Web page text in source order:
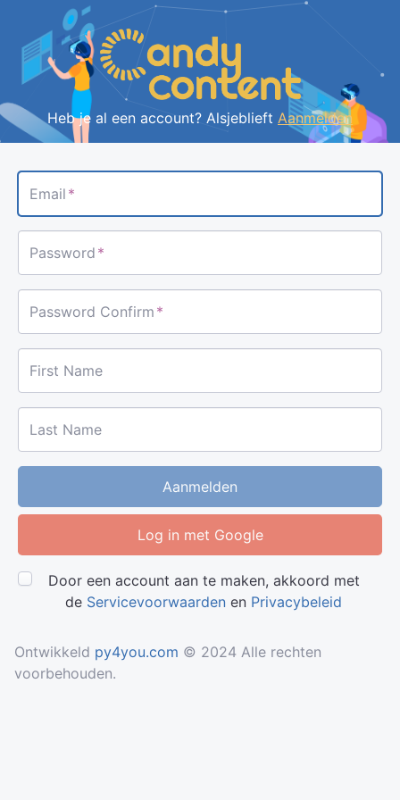
Heb je al een account? Alsjeblieft Aanmelden
Email *
Password *
Password Confirm *
First Name
Last Name
Aanmelden
Log in met Google
Door een account aan te maken, akkoord met
de Servicevoorwaarden en Privacybeleid
Ontwikkeld py4you.com © 2024 Alle rechten
voorbehouden.